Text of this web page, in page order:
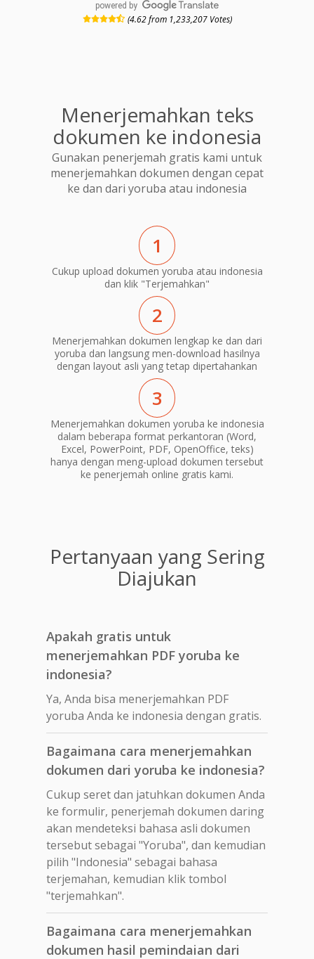
powered by
(4.62 from 1,233,207 Votes)
Menerjemahkan teks
dokumen ke indonesia
Gunakan penerjemah gratis kami untuk
menerjemahkan dokumen dengan cepat
ke dan dari yoruba atau indonesia
1
Cukup upload dokumen yoruba atau indonesia
dan klik "Terjemahkan"
2
Menerjemahkan dokumen lengkap ke dan dari
yoruba dan langsung men-download hasilnya
dengan layout asli yang tetap dipertahankan
3
Menerjemahkan dokumen yoruba ke indonesia
dalam beberapa format perkantoran (Word,
Excel, PowerPoint, PDF, OpenOffice, teks)
hanya dengan meng-upload dokumen tersebut
ke penerjemah online gratis kami.
Pertanyaan yang Sering
Diajukan
Apakah gratis untuk
menerjemahkan PDF yoruba ke
indonesia?
Ya, Anda bisa menerjemahkan PDF
yoruba Anda ke indonesia dengan gratis.
Bagaimana cara menerjemahkan
dokumen dari yoruba ke indonesia?
Cukup seret dan jatuhkan dokumen Anda
ke formulir, penerjemah dokumen daring
akan mendeteksi bahasa asli dokumen
tersebut sebagai "Yoruba", dan kemudian
pilih "Indonesia" sebagai bahasa
terjemahan, kemudian klik tombol
"terjemahkan".
Bagaimana cara menerjemahkan
dokumen hasil pemindaian dari